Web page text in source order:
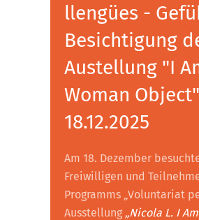
llengües -
Besichtigung
Austellung "I
Woman
18.12.2025
Am 18. Dezember
Freiwilligen und
Programms „Voluntariat
Ausstellung „Nicola L. I